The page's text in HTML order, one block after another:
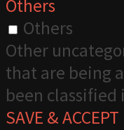
Others
Others
Other
that are being
been classified
SAVE & ACCEPT